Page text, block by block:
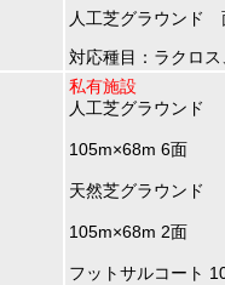
人工芝グラウンド
対応種目：ラクロ
私有施設
人工芝グラウンド
105m×68m 6面
天然芝グラウンド
105m×68m 2面
フットサルコート